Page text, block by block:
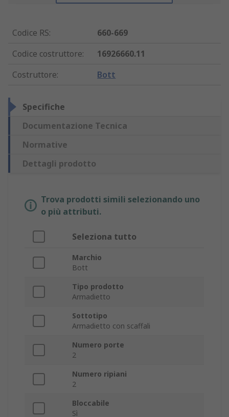
Codice RS:
660-669
Codice costruttore:
16926660.11
Costruttore: Bott
Specifiche
Documentazione Tecnica
Normative
Dettagli prodotto
Trova prodotti simili selezionando uno
o più attributi.
Seleziona tutto
Marchio
Bott
Tipo prodotto
Armadietto
Sottotipo
Armadietto con scaffali
Numero porte
2
Numero ripiani
2
Bloccabile
Sì